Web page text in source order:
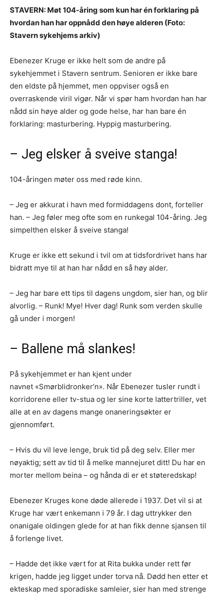
STAVERN: Møt 104-åring som kun har én forklaring på
hvordan han har oppnådd den høye alderen (Foto:
Stavern sykehjems arkiv)
Ebenezer Kruge er ikke helt som de andre på
sykehjemmet i Stavern sentrum. Senioren er ikke bare
den eldste på hjemmet, men oppviser også en
overraskende viril vigør. Når vi spør ham hvordan han har
nådd sin høye alder og gode helse, har han bare én
forklaring: masturbering. Hyppig masturbering.
– Jeg elsker å sveive stanga!
104-åringen møter oss med røde kinn.
– Jeg er akkurat i havn med formiddagens dont, forteller
han. – Jeg føler meg ofte som en runkegal 104-åring. Jeg
simpelthen elsker å sveive stanga!
Kruge er ikke ett sekund i tvil om at tidsfordrivet hans har
bidratt mye til at han har nådd en så høy alder.
– Jeg har bare ett tips til dagens ungdom, sier han, og blir
alvorlig. – Runk! Mye! Hver dag! Runk som verden skulle
gå under i morgen!
– Ballene må slankes!
På sykehjemmet er han kjent under
navnet «Smørblidronker’n». Når Ebenezer tusler rundt i
korridorene eller tv-stua og ler sine korte lattertriller, vet
alle at en av dagens mange onaneringsøkter er
gjennomført.
– Hvis du vil leve lenge, bruk tid på deg selv. Eller mer
nøyaktig; sett av tid til å melke mannejuret ditt! Du har en
morter mellom beina – og hånda di er et støteredskap!
Ebenezer Kruges kone døde allerede i 1937. Det vil si at
Kruge har vært enkemann i 79 år. I dag uttrykker den
onanigale oldingen glede for at han fikk denne sjansen til
å forlenge livet.
– Hadde det ikke vært for at Rita bukka under rett før
krigen, hadde jeg ligget under torva nå. Dødd hen etter et
ekteskap med sporadiske samleier, sier han med strenge